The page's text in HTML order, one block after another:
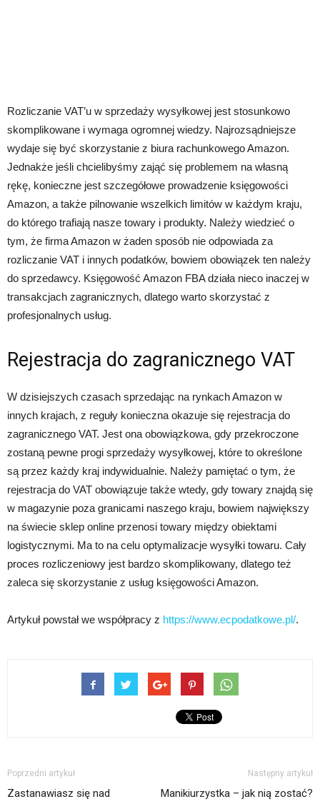
Rozliczanie VAT’u w sprzedaży wysyłkowej jest stosunkowo
skomplikowane i wymaga ogromnej wiedzy. Najrozsądniejsze
wydaje się być skorzystanie z biura rachunkowego Amazon.
Jednakże jeśli chcielibyśmy zająć się problemem na własną
rękę, konieczne jest szczegółowe prowadzenie księgowości
Amazon, a także pilnowanie wszelkich limitów w każdym kraju,
do którego trafiają nasze towary i produkty. Należy wiedzieć o
tym, że firma Amazon w żaden sposób nie odpowiada za
rozliczanie VAT i innych podatków, bowiem obowiązek ten należy
do sprzedawcy. Księgowość Amazon FBA działa nieco inaczej w
transakcjach zagranicznych, dlatego warto skorzystać z
profesjonalnych usług.
Rejestracja do zagranicznego VAT
W dzisiejszych czasach sprzedając na rynkach Amazon w
innych krajach, z reguły konieczna okazuje się rejestracja do
zagranicznego VAT. Jest ona obowiązkowa, gdy przekroczone
zostaną pewne progi sprzedaży wysyłkowej, które to określone
są przez każdy kraj indywidualnie. Należy pamiętać o tym, że
rejestracja do VAT obowiązuje także wtedy, gdy towary znajdą się
w magazynie poza granicami naszego kraju, bowiem największy
na świecie sklep online przenosi towary między obiektami
logistycznymi. Ma to na celu optymalizacje wysyłki towaru. Cały
proces rozliczeniowy jest bardzo skomplikowany, dlatego też
zaleca się skorzystanie z usług księgowości Amazon.
Artykuł powstał we współpracy z https://www.ecpodatkowe.pl/.
Poprzedni artykuł
Zastanawiasz się nad
Następny artykuł
Manikiurzystka – jak nią zostać?